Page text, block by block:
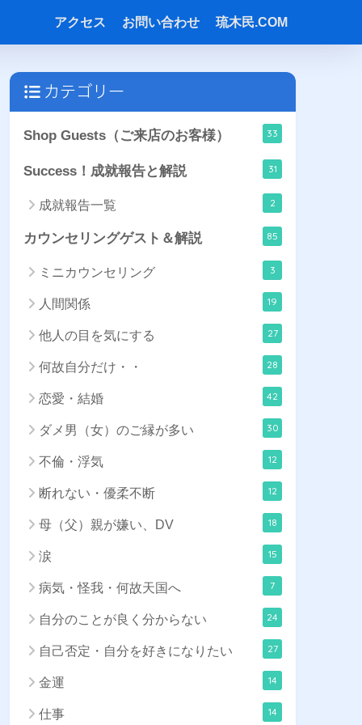
アクセス お問い合わせ 琉木民.COM
カテゴリー
Shop Guests（ご来店のお客様） 33
Success！成就報告と解説 31
成就報告一覧 2
カウンセリングゲスト＆解説 85
ミニカウンセリング 3
人間関係 19
他人の目を気にする 27
何故自分だけ・・ 28
恋愛・結婚 42
ダメ男（女）のご縁が多い 30
不倫・浮気 12
断れない・優柔不断 12
母（父）親が嫌い、DV 18
涙 15
病気・怪我・何故天国へ 7
自分のことが良く分からない 24
自己否定・自分を好きになりたい 27
金運 14
仕事 14